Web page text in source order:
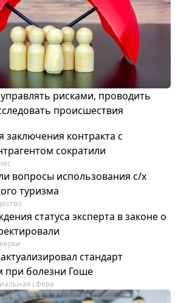
рисками, проводить
происшествия
заключения контракта с
сократили
вопросы использования с/х
туризма
статуса эксперта в законе о
стандарт
болезни Гоше
сфера